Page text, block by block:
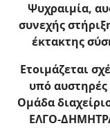
Ψυχραιμία,
συνεχής
έκτακτης
Ετοιμάζεται
υπό
Ομάδα
ΕΛΓΟ-